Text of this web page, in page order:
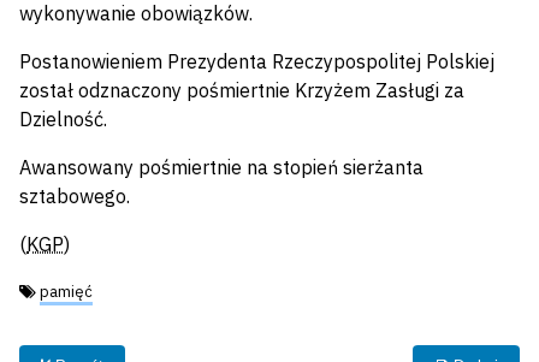
wykonywanie obowiązków.
Postanowieniem Prezydenta Rzeczypospolitej Polskiej
został odznaczony pośmiertnie Krzyżem Zasługi za
Dzielność.
Awansowany pośmiertnie na stopień sierżanta
sztabowego.
(KGP)
Tagi:
pamięć